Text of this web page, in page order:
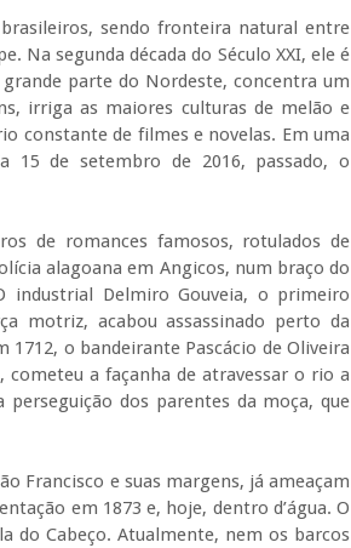
sendo fronteira natural entre
Na segunda década do Século XXI, ele é
parte do Nordeste, concentra um
irriga as maiores culturas de melão e
constante de filmes e novelas. Em uma
15 de setembro de 2016, passado, o
de romances famosos, rotulados de
alagoana em Angicos, num braço do
industrial Delmiro Gouveia, o primeiro
motriz, acabou assassinado perto da
1712, o bandeirante Pascácio de Oliveira
cometeu a façanha de atravessar o rio a
dos parentes da moça, que
Francisco e suas margens, já ameaçam
em 1873 e, hoje, dentro d’água. O
do Cabeço. Atualmente, nem os barcos